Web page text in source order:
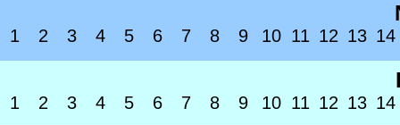
1 2 3 4 5 6 7 8 9 10 11 12 13 14
1 2 3 4 5 6 7 8 9 10 11 12 13 14